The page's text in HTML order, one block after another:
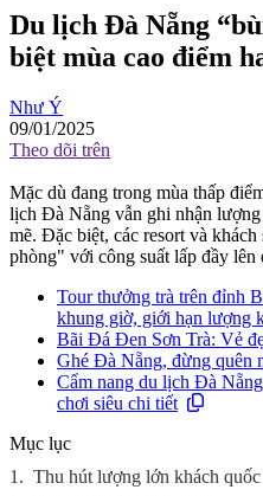
Du lịch Đà Nẵng
biệt mùa cao điểm
Như Ý
09/01/2025
Theo dõi trên
Mặc dù đang trong mùa thấp
lịch Đà Nẵng vẫn ghi nhận
mẽ. Đặc biệt, các resort và
phòng" với công suất lấp đầy lên
Tour thưởng trà trên đỉnh
khung giờ, giới hạn lượng
Bãi Đá Đen Sơn Trà: Vẻ
Ghé Đà Nẵng, đừng quên
Cẩm nang du lịch Đà
chơi siêu chi tiết
Mục lục
1. Thu hút lượng lớn khách quốc